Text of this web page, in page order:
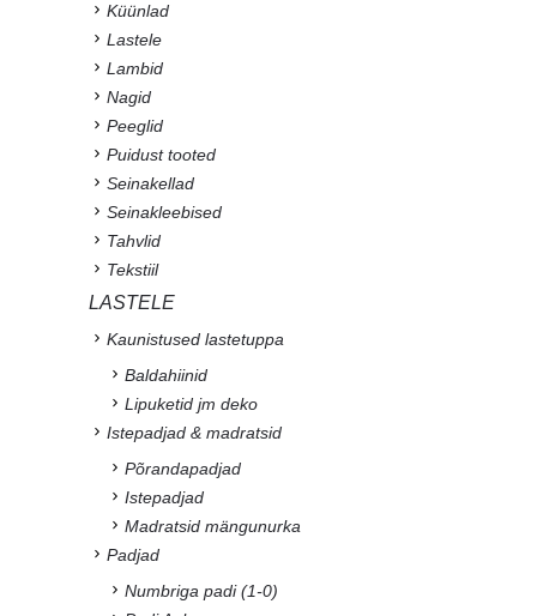
Küünlad
Lastele
Lambid
Nagid
Peeglid
Puidust tooted
Seinakellad
Seinakleebised
Tahvlid
Tekstiil
LASTELE
Kaunistused lastetuppa
Baldahiinid
Lipuketid jm deko
Istepadjad & madratsid
Põrandapadjad
Istepadjad
Madratsid mängunurka
Padjad
Numbriga padi (1-0)